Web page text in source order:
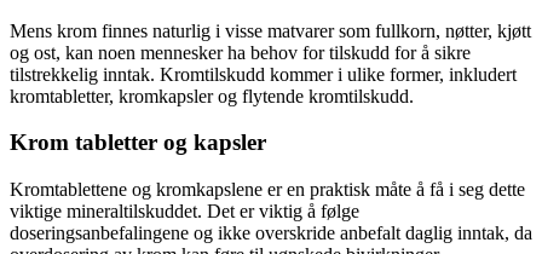
Mens krom finnes naturlig i visse matvarer som fullkorn, nøtter, kjøtt
og ost, kan noen mennesker ha behov for tilskudd for å sikre
tilstrekkelig inntak. Kromtilskudd kommer i ulike former, inkludert
kromtabletter, kromkapsler og flytende kromtilskudd.
Krom tabletter og kapsler
Kromtablettene og kromkapslene er en praktisk måte å få i seg dette
viktige mineraltilskuddet. Det er viktig å følge
doseringsanbefalingene og ikke overskride anbefalt daglig inntak, da